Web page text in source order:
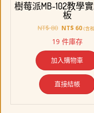
樹莓派MB-102教學
板
NT$80 原
價
NT$ 80。
NT$ 60目
價
格：
NT$
(含
19 件庫存
加入購物車
直接結帳